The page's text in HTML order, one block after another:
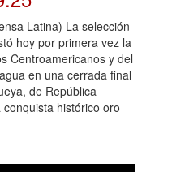
Latina) La selección
hoy por primera vez la
Centroamericanos y del
en una cerrada final
de República
histórico oro